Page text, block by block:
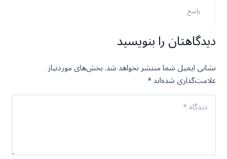
پاسخ
دیدگاهتان را بنویسید
نشانی ایمیل شما منتشر نخواهد شد.بخش‌های موردنیاز
علامت‌گذاری شده‌اند*